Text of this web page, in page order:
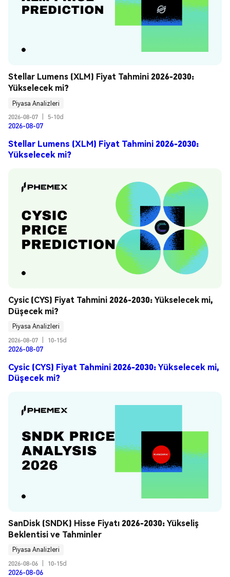
Stellar Lumens (XLM) Fiyat Tahmini 2026-2030:
Yükselecek mi?
Piyasa Analizleri
2026-08-07
5-10d
2026-08-07
Stellar Lumens (XLM) Fiyat Tahmini 2026-2030:
Yükselecek mi?
Cysic (CYS) Fiyat Tahmini 2026-2030: Yükselecek mi,
Düşecek mi?
Piyasa Analizleri
2026-08-07
10-15d
2026-08-07
Cysic (CYS) Fiyat Tahmini 2026-2030: Yükselecek mi,
Düşecek mi?
SanDisk (SNDK) Hisse Fiyatı 2026-2030: Yükseliş
Beklentisi ve Tahminler
Piyasa Analizleri
2026-08-06
10-15d
2026-08-06